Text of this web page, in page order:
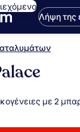
Λήψη της
με 2